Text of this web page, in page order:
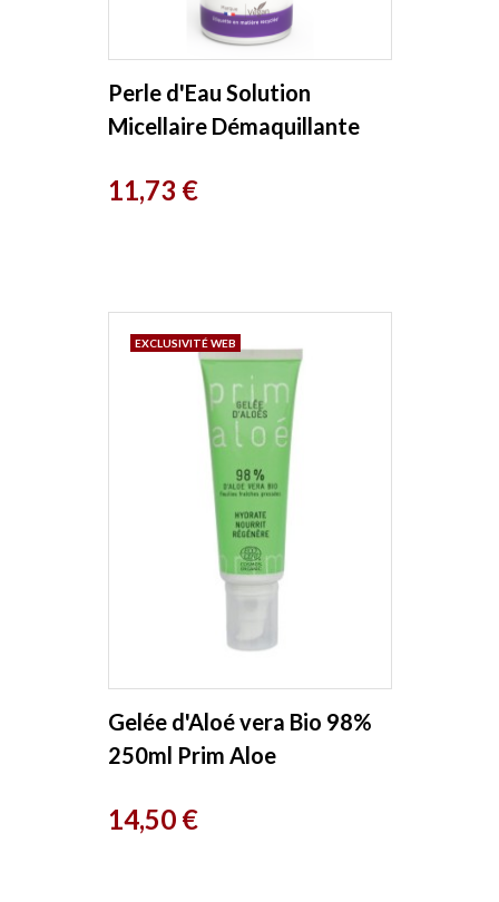
Perle d'Eau Solution
Micellaire Démaquillante
Prix
11,73 €
Gelée d'Aloé vera Bio 98%
250ml Prim Aloe
Prix
14,50 €
EXCLUSIVITÉ WEB